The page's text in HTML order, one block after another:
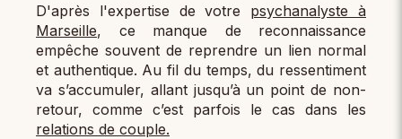
D'après l'expertise de votre psychanalyste à
Marseille, ce manque de reconnaissance
empêche souvent de reprendre un lien normal
et authentique. Au fil du temps, du ressentiment
va s’accumuler, allant jusqu’à un point de non-
retour, comme c’est parfois le cas dans les
relations de couple.